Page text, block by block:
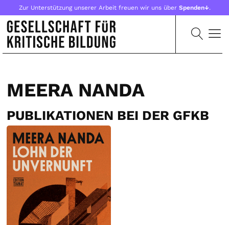
Zur Unterstützung unserer Arbeit freuen wir uns über Spenden↓.
MEERA NANDA
PUBLIKATIONEN BEI DER GFKB